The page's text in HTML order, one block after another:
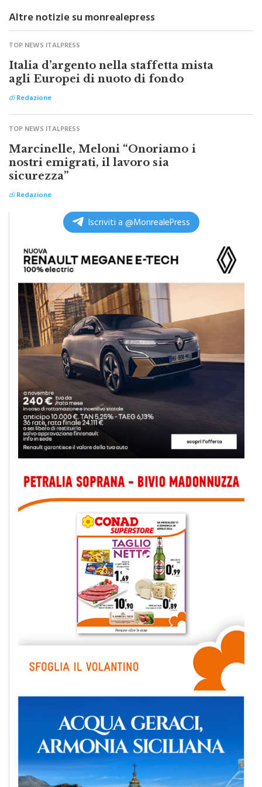
Altre notizie su monrealepress
TOP NEWS ITALPRESS
Italia d’argento nella staffetta mista
agli Europei di nuoto di fondo
diRedazione
TOP NEWS ITALPRESS
Marcinelle, Meloni “Onoriamo i
nostri emigrati, il lavoro sia
sicurezza”
di